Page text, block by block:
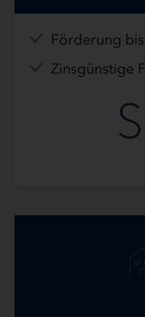
Förderung
Zinsgünstige